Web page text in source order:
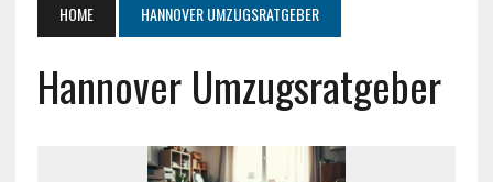
HOME HANNOVER UMZUGSRATGEBER
Hannover Umzugsratgeber